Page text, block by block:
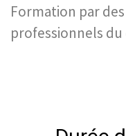
Formation par
professionnels du